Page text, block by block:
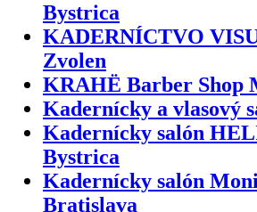
Bystrica
KADERNÍCTVO
Zvolen
KRAHË Barber Shop
Kadernícky a vlasový
Kadernícky salón
Bystrica
Kadernícky salón
Bratislava